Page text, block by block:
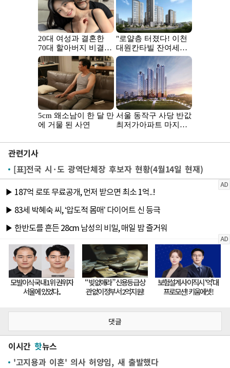
관련기사
[표]전국 시·도 광역단체장 후보자 현황(4월14일 현재)
댓글
이시간 핫뉴스
'고지용과 이혼' 의사 허양임, 새 출발했다